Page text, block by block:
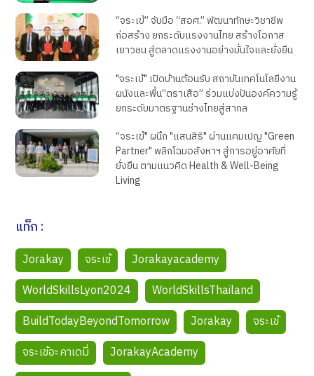
“จระเข้” จับมือ “สอศ.” พัฒนาทักษะวิชาชีพ
ก่อสร้าง ยกระดับแรงงานไทย สร้างโอกาส
เยาวชน สู่ตลาดแรงงานอย่างมั่นใจและยั่งยืน
"จระเข้" เปิดบ้านต้อนรับ สถาบันเทคโนโลยีงาน
ผนังและพื้น“ตราเสือ” ร่วมแบ่งปันองค์ความรู้
ยกระดับมาตรฐานช่างไทยสู่สากล
“จระเข้" ผนึก "แสนสิริ" ผ่านแคมเปญ "Green
Partner" พลิกโฉมอสังหาฯ สู่การอยู่อาศัยที่
ยั่งยืน ตามแนวคิด Health & Well-Being
Living
แท็ก :
Jorakay จระเข้
Jorakayacademy
WorldSkillsLyon2024
WorldSkillsThailand
BuildTodayBeyondTomorrow
Jorakay
จระเข้
จระเข้อะคาเดมี่
JorakayAcademy